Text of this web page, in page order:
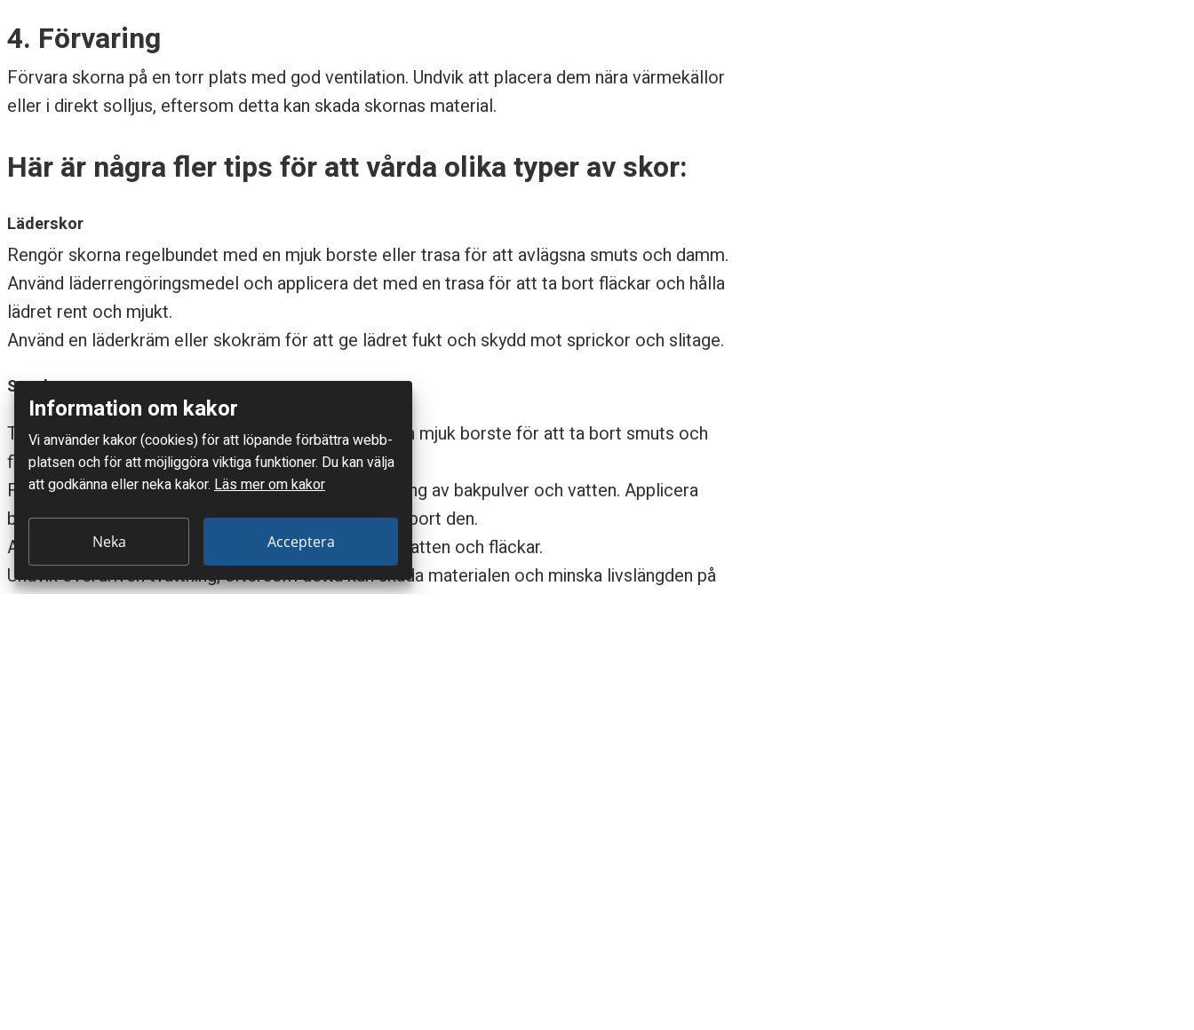
4. Förvaring
Förvara skorna på en torr plats med god ventilation. Undvik att placera dem nära värmekällor
eller i direkt solljus, eftersom detta kan skada skornas material.
Här är några fler tips för att vårda olika typer av skor:
Läderskor
Rengör skorna regelbundet med en mjuk borste eller trasa för att avlägsna smuts och damm.
Använd läderrengöringsmedel och applicera det med en trasa för att ta bort fläckar och hålla
lädret rent och mjukt.
Använd en läderkräm eller skokräm för att ge lädret fukt och skydd mot sprickor och slitage.
Sneakers
Tvätta sneakers med mild tvål och vatten. Använd en mjuk borste för att ta bort smuts och
fläckar.
För att behålla vita sneakers rena, använd en blandning av bakpulver och vatten. Applicera
blandningen på smutsiga områden och tvätta sedan bort den.
Använd en sneakerskyddsspray för att skydda mot vatten och fläckar.
Undvik överdriven tvättning, eftersom detta kan skada materialen och minska livslängden på
Information om kakor
Vi använder kakor (cookies) för att löpande förbättra webb­
platsen och för att möjlig­göra viktiga funktioner. Du kan välja
att godkänna eller neka kakor. Läs mer om kakor
Neka Acceptera